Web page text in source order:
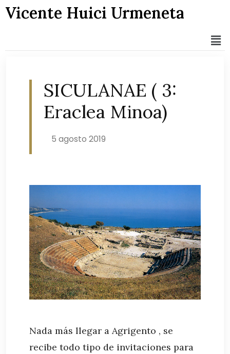
Vicente Huici Urmeneta
SICULANAE ( 3:
Eraclea Minoa)
5 agosto 2019
Nada más llegar a Agrigento , se
recibe todo tipo de invitaciones para